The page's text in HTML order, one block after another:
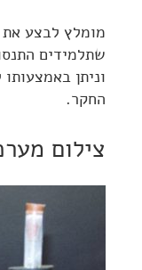
מומלץ לבצע את
שתלמידים
וניתן
החקר.
צילום